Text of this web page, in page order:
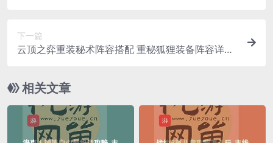
下一篇
云顶之弈重装秘术阵容搭配 重秘狐狸装备阵容详细
相关文章